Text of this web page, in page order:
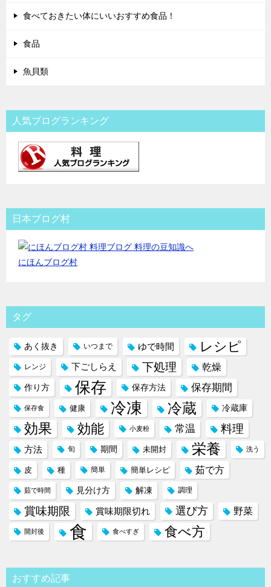
食べておきたい体にいいおすすめ食品！
食品
魚貝類
人気ブログランキング
日本ブログ村
にほんブログ村
タグ
あく抜き いつまで ゆで時間 レシピ
レンジ 下ごしらえ 下処理 乾燥
作り方 保存 保存方法 保存期間
保存食 健康 冷凍 冷蔵 冷蔵庫
効果 効能 小麦粉 常温 料理
方法 旬 期間 未開封 栄養 洗う
皮 種 簡単 簡単レシピ 茹で方
茹で時間 見分け方 解凍 調理
賞味期限 賞味期限切れ 選び方 野菜
開封後 食 食べすぎ 食べ方
おすすめ記事